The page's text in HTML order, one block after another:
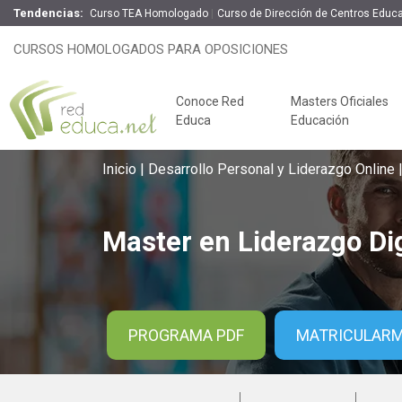
Tendencias: Curso TEA Homologado Curso de Dirección de Centros
CURSOS HOMOLOGADOS PARA OPOSICIONES
Conoce Red
Educa
Masters Oficiales
Educación
Claves del éxito
Master en Liderazgo Digital + 60
Inicio Desarrollo Personal y Liderazgo Online
Master en Liderazgo
PROGRAMA PDF